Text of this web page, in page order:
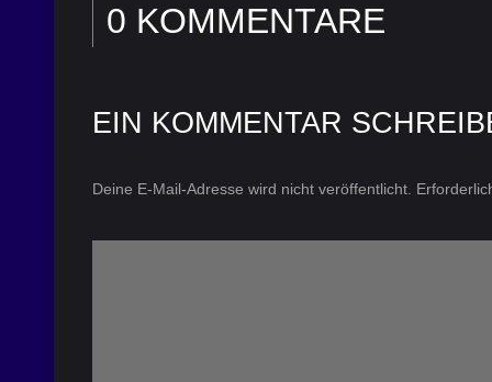
0 KOMMENTARE
EIN KOMMENTAR
Deine E-Mail-Adresse wird nicht veröffentlicht.